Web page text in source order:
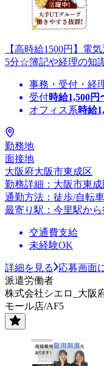
【高時給1500円】電
5分☆簿記や経理の知
事務・受付・経
受付時給1,500円
オフィス系時給
勤務地
面接地
大阪府大阪市東成区
勤務詳細：大阪市東成
通勤方法：徒歩/自転
最寄り駅：今里駅か
交通費支給
未経験OK
詳細を見る
応募画面
派遣労働者
株式会社シエロ_大阪
モール店/AF5